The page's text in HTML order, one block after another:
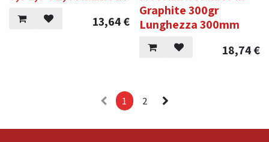
13,64€
Graphite 300gr
Lunghezza 300mm
18,74€
1 2